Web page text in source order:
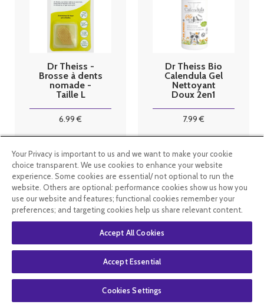
Dr Theiss -
Brosse à dents
nomade -
Taille L
6.99 €
En stock
Dr Theiss Bio
Calendula Gel
Nettoyant
Doux 2en1
7.99 €
En rupture de
stock
Your Privacy is important to us and we want to make your cookie
choice transparent. We use cookies to enhance your website
experience. Some cookies are essential/ not optional to run the
website. Others are optional: performance cookies show us how you
use our website and features; functional cookies remember your
preferences; and targeting cookies help us share relevant content.
Accept All Cookies
Accept Essential
Cookies Settings